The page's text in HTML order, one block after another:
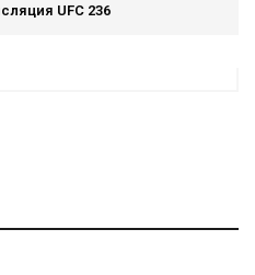
UFC 236